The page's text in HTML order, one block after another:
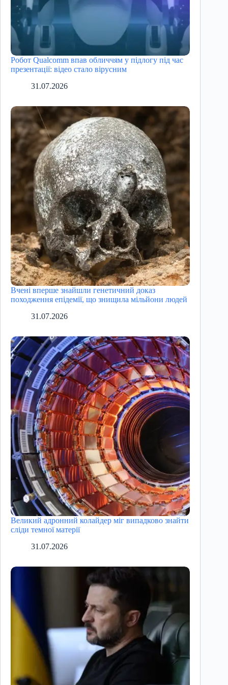
Робот Qualcomm впав обличчям у підлогу під час
презентації: відео стало вірусним
31.07.2026
Вчені вперше знайшли генетичний доказ
походження епідемії, що знищила мільйони людей
31.07.2026
Великий адронний колайдер міг випадково знайти
сліди темної матерії
31.07.2026